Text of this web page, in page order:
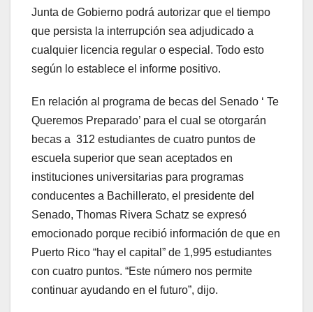
Junta de Gobierno podrá autorizar que el tiempo
que persista la interrupción sea adjudicado a
cualquier licencia regular o especial. Todo esto
según lo establece el informe positivo.
En relación al programa de becas del Senado ‘ Te
Queremos Preparado’ para el cual se otorgarán
becas a 312 estudiantes de cuatro puntos de
escuela superior que sean aceptados en
instituciones universitarias para programas
conducentes a Bachillerato, el presidente del
Senado, Thomas Rivera Schatz se expresó
emocionado porque recibió información de que en
Puerto Rico “hay el capital” de 1,995 estudiantes
con cuatro puntos. “Este número nos permite
continuar ayudando en el futuro”, dijo.